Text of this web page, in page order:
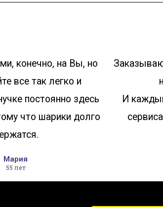
конечно, на Вы, но
все так легко и
постоянно здесь
что шарики долго
Мария
55 лет
И